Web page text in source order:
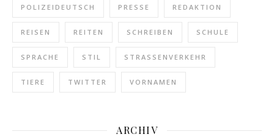
POLIZEIDEUTSCH PRESSE REDAKTION
REISEN REITEN SCHREIBEN SCHULE
SPRACHE STIL STRASSENVERKEHR
TIERE TWITTER VORNAMEN
ARCHIV